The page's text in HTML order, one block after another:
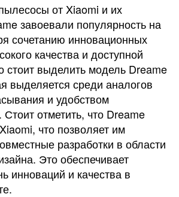
от Xiaomi и их
завоевали популярность на
сочетанию инновационных
качества и доступной
стоит выделить модель Dreame
выделяется среди аналогов
и удобством
отметить, что Dreame
что позволяет им
разработки в области
Это обеспечивает
инноваций и качества в